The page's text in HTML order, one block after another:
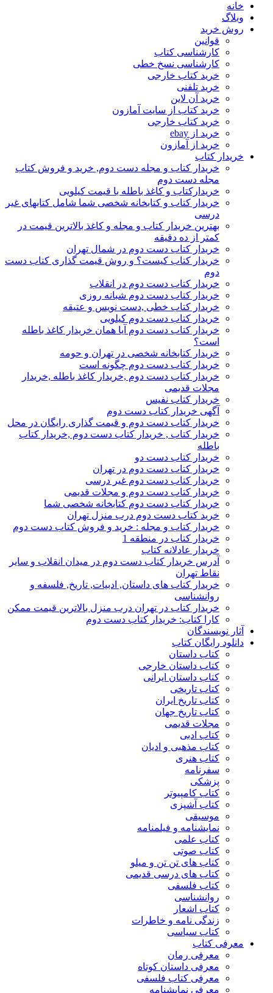
خانه
وبلاگ
روش خرید
قوانین
کارشناسی کتاب
کارشناسی نسخ خطی
خرید کتاب خارجی
خرید تلفنی
خرید آن لاین
خرید کتاب از سایت آمازون
خرید کتاب خارجی
خرید از ebay
خرید از آمازون
خریدار کتاب
خریدار کتاب و مجله دست دوم, خرید و فروش کتاب
مجله دست دوم
خریدارکتاب و کاغذ باطله با قیمت کیلویی
خریدار کتاب و کتابخانه شخصی شما شامل کتابهای غیر
درسی
بهترین خریدار کتاب و مجله و کاغذ بالاترین قیمت در
کمتر از ده دقیقه
خریدار کتاب دست دوم در شمال تهران
خریدار کتاب کیست؟ و روش قیمت گذاری کتاب دست
دوم
خریدار کتاب دست دوم در انقلاب
خریدار کتاب دست دوم شبانه روزی
خریدار کتاب خطی ,دست نویس و عتیقه
خریدار کتاب دست دوم کیلویی
خریدار کتاب دست دوم آیا همان خریدار کاغذ باطله
است؟
خریدار کتابخانه شخصی در تهران و حومه
خریدار کتاب دست دوم چگونه است
خریدار کتاب دست دوم ,خریدار کاغذ باطله ,خریدار
مجلات قدیمی
خریدار کتاب نفیس
آگهی خریدار کتاب دست دوم
خریدار کتاب دست دوم و قیمت گذاری رایگان در محل
خریدار کتاب , خریدار کتاب دست دوم ,خریدار کتاب
باطله
خریدار کتاب دست دو
خریدار کتاب دست دوم در تهران
خریدار کتاب دست دوم غیر درسی
خریدار کتاب دست دوم و مجلات قدیمی
خریدار کتاب دست دوم کتابخانه شخصی شما
خرید کتاب دست دوم درب منزل تهران
خریدار کتاب و مجله : خرید و فروش کتاب دست دوم
خریدار کتاب در منطقه 1
خریدار عادلانه کتاب
آدرس خریدار کتاب دست دوم در میدان انقلاب و سایر
نقاط تهران
خریدار کتاب های داستان, ادبیات, تاریخ, فلسفه و
روانشناسی
خریدار کتاب در تهران درب منزل بالاترین قیمت ممکن
کارا کتاب: خریدار کتاب دست دوم
آثار نویسندگان
دانلود رایگان کتاب
کتاب داستان
کتاب داستان خارجی
کتاب داستان ایرانی
کتاب تاریخی
کتاب تاریخ ایران
کتاب تاریخ جهان
مجلات قدیمی
کتاب ادبی
کتاب مذهبی و ادیان
کتاب هنری
سفرنامه
پزشکی
کتاب کامپیوتر
کتاب آشپزی
موسیقی
نمایشنامه و فیلمنامه
کتاب علمی
کتاب صوتی
کتاب های تن تن و میلو
کتاب های درسی قدیمی
کتاب فلسفی
روانشناسی
کتاب اشعار
زندگی نامه و خاطرات
کتاب سیاسی
معرفی کتاب
معرفی رمان
معرفی داستان کوتاه
معرفی کتاب فلسفی
معرفی نمایشنامه